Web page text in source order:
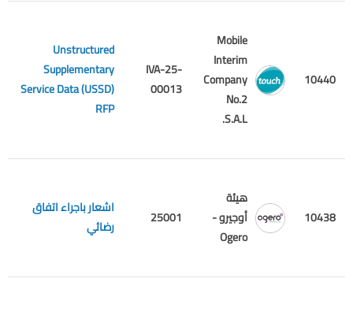
10440
Mobile
Interim
Company
No.2
S.A.L.
IVA-25-
00013
Unstructured
Supplementary
Service Data (USSD)
RFP
10438
هيئة
أوجيرو -
Ogero
25001
اشعار باجراء اتفاق
رضائي